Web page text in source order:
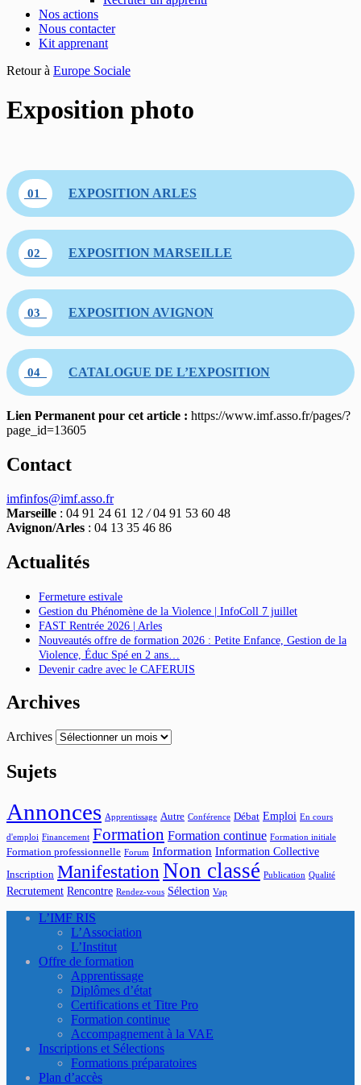
Nos actions
Nous contacter
Kit apprenant
Retour à Europe Sociale
Exposition photo
01 EXPOSITION ARLES
02 EXPOSITION MARSEILLE
03 EXPOSITION AVIGNON
04 CATALOGUE DE L’EXPOSITION
Lien Permanent pour cet article : https://www.imf.asso.fr/pages/?
page_id=13605
Contact
imfinfos@imf.asso.fr
Marseille : 04 91 24 61 12 /04 91 53 60 48
Avignon/Arles : 04 13 35 46 86
Actualités
Fermeture estivale
Gestion du Phénomène de la Violence | InfoColl 7 juillet
FAST Rentrée 2026 | Arles
Nouveautés offre de formation 2026 : Petite Enfance, Gestion de la
Violence, Éduc Spé en 2 ans…
Devenir cadre avec le CAFERUIS
Archives
Archives
Sujets
Annonces Apprentissage Autre Conférence Débat Emploi En cours
d'emploi Financement Formation Formation continue Formation initiale
Formation professionnelle Forum Information Information Collective
Inscription Manifestation Non classé Publication Qualité
Recrutement Rencontre Rendez-vous Sélection Vap
L’IMF RIS
L’Association
L’Institut
Offre de formation
Apprentissage
Diplômes d’état
Certifications et Titre Pro
Formation continue
Accompagnement à la VAE
Inscriptions et Sélections
Formations préparatoires
Plan d’accès